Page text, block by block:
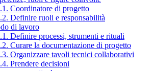
Coordinatore di progetto
Definire ruoli e responsabilità
di lavoro
Definire processi, strumenti e rituali
Curare la documentazione di progetto
Organizzare tavoli tecnici collaborativi
Prendere decisioni